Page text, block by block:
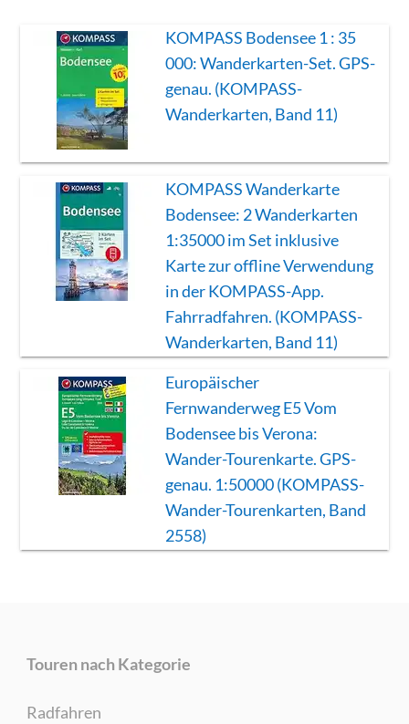
KOMPASS Bodensee 1 : 35
000: Wanderkarten-Set. GPS-
genau. (KOMPASS-
Wanderkarten, Band 11)
KOMPASS Wanderkarte
Bodensee: 2 Wanderkarten
1:35000 im Set inklusive
Karte zur offline Verwendung
in der KOMPASS-App.
Fahrradfahren. (KOMPASS-
Wanderkarten, Band 11)
Europäischer
Fernwanderweg E5 Vom
Bodensee bis Verona:
Wander-Tourenkarte. GPS-
genau. 1:50000 (KOMPASS-
Wander-Tourenkarten, Band
2558)
Touren nach Kategorie
Radfahren